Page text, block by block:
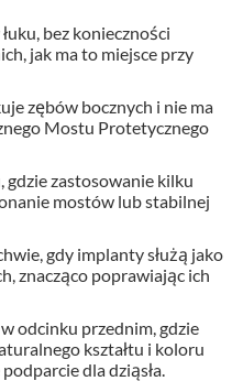
bez konieczności
jak ma to miejsce przy
zębów bocznych i nie ma
Mostu Protetycznego
gdzie zastosowanie kilku
mostów lub stabilnej
gdy implanty służą jako
znacząco poprawiając ich
odcinku przednim, gdzie
kształtu i koloru
dla dziąsła.